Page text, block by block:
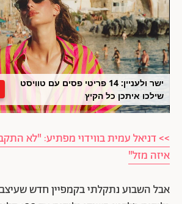
ישר ולעניין: 14 פריטי פסים עם טוויסט
שילכו איתכן כל הקיץ
>> דניאל עמית בווידוי מפתיע: "לא
איזה מזל"
אבל השבוע נתקלתי בקמפיין חדש